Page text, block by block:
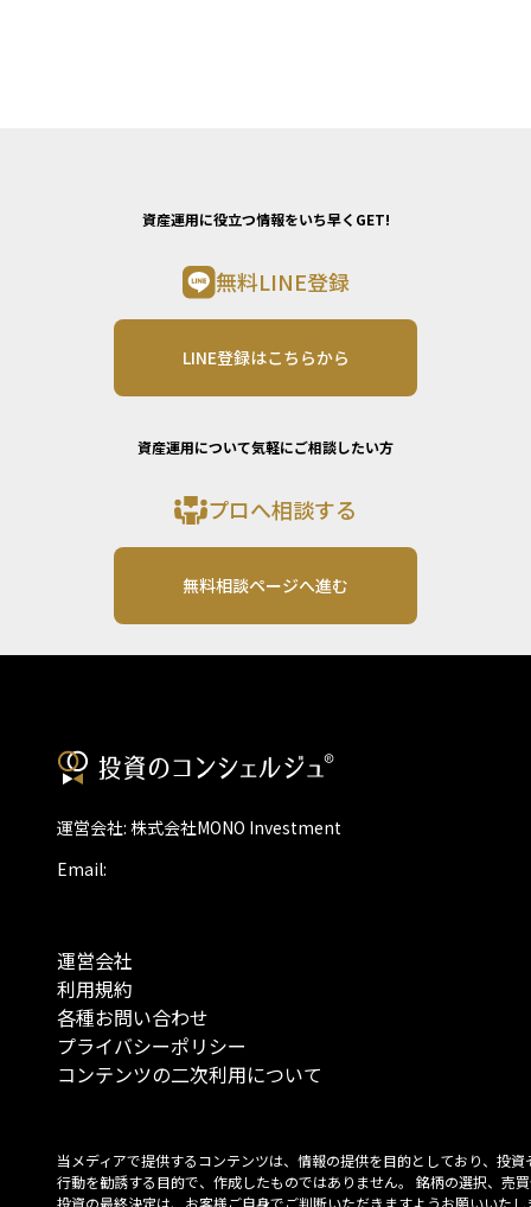
資産運用に役立つ情報をいち早くGET!
無料LINE登録
LINE登録はこちらから
資産運用について気軽にご相談したい方
プロへ相談する
無料相談ページへ進む
運営会社: 株式会社MONO Investment
Email:
運営会社
利用規約
各種お問い合わせ
プライバシーポリシー
コンテンツの二次利用について
当メディアで提供するコンテンツは、情報の提供を目的としており、投資
行動を勧誘する目的で、作成したものではありません。 銘柄の選択、売
投資の最終決定は、お客様ご自身でご判断いただきますようお願いいたし